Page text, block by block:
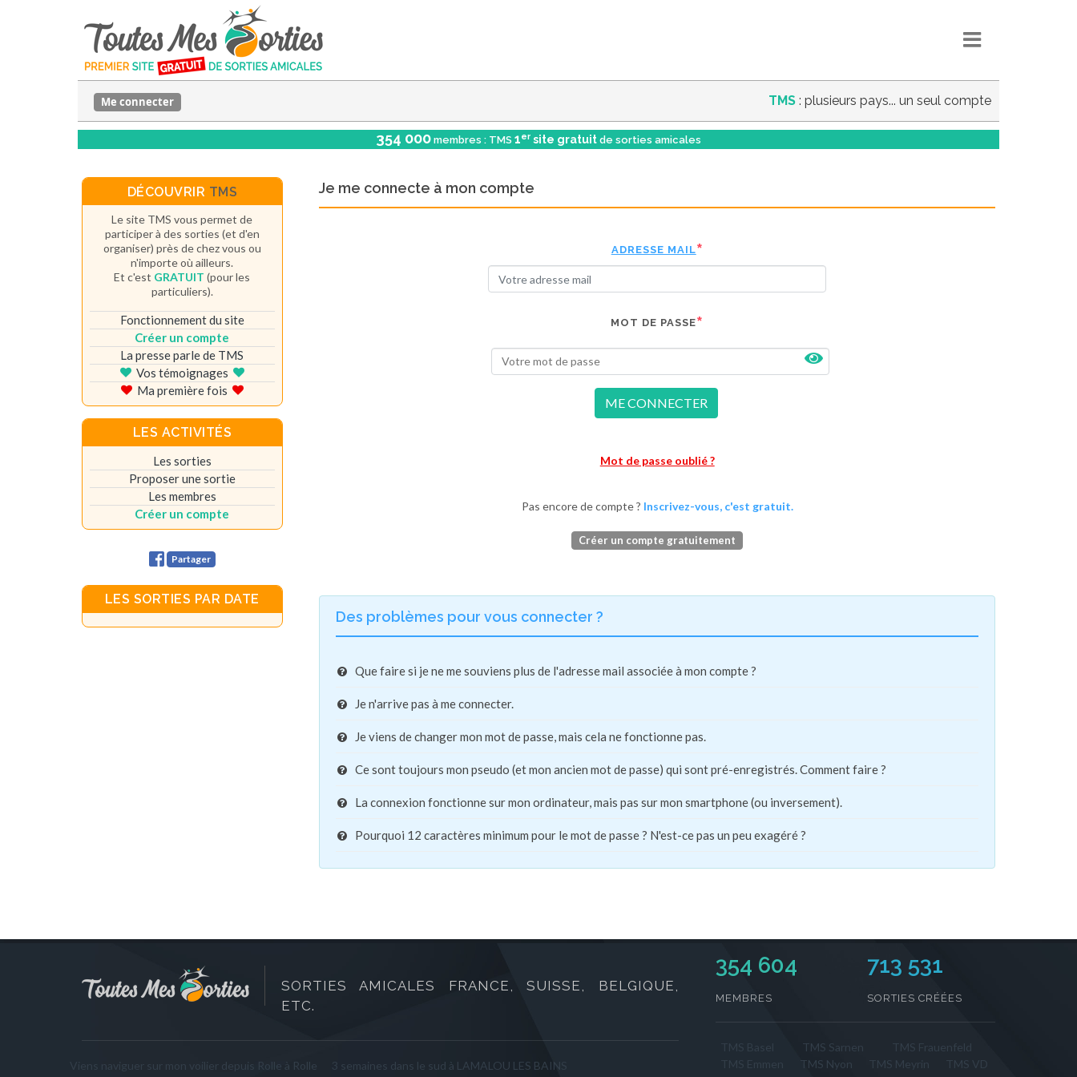
TMS : plusieurs pays... un seul compte
Me connecter
354 000 membres : TMS 1er site gratuit de sorties amicales
Je me connecte à mon compte
ADRESSE MAIL
MOT DE PASSE
ME CONNECTER
Mot de passe oublié ?
Pas encore de compte ? Inscrivez-vous, c'est gratuit.
Créer un compte gratuitement
Des problèmes pour vous connecter ?
Que faire si je ne me souviens plus de l'adresse mail associée à mon compte ?
Je n'arrive pas à me connecter.
Je viens de changer mon mot de passe, mais cela ne fonctionne pas.
Ce sont toujours mon pseudo (et mon ancien mot de passe) qui sont pré-enregistrés. Comment faire ?
La connexion fonctionne sur mon ordinateur, mais pas sur mon smartphone (ou inversement).
Pourquoi 12 caractères minimum pour le mot de passe ? N'est-ce pas un peu exagéré ?
DÉCOUVRIR TMS
Le site TMS vous permet de
participer à des sorties (et d'en
organiser) près de chez vous ou
n'importe où ailleurs.
Et c'est GRATUIT (pour les
particuliers).
Fonctionnement du site
Créer un compte
La presse parle de TMS
Vos témoignages
Ma première fois
LES ACTIVITÉS
Les sorties
Proposer une sortie
Les membres
Créer un compte
Partager
LES SORTIES PAR DATE
SORTIES AMICALES FRANCE, SUISSE, BELGIQUE,
ETC.
Viens naviguer sur mon voilier depuis Rolle à Rolle
3 semaines dans le sud à LAMALOU LES BAINS
354 604
MEMBRES
713 531
SORTIES CRÉÉES
TMS Sarnen
TMS Frauenfeld
TMS Nyon TMS Meyrin
TMS VD